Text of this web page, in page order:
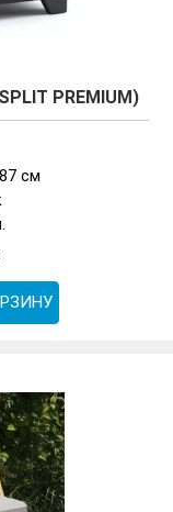
PREMIUM)
см